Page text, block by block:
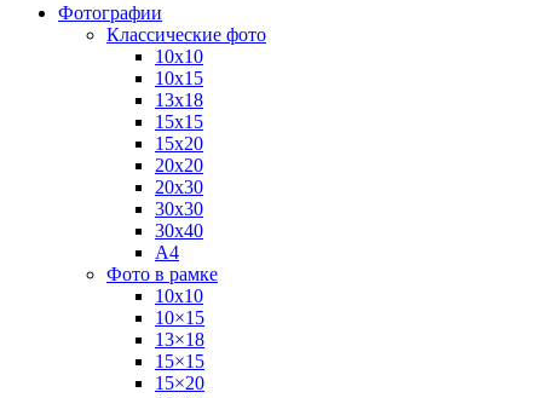
Фотографии
Классические фото
10х10
10х15
13х18
15х15
15х20
20х20
20х30
30х30
30х40
А4
Фото в рамке
10х10
10×15
13×18
15×15
15×20